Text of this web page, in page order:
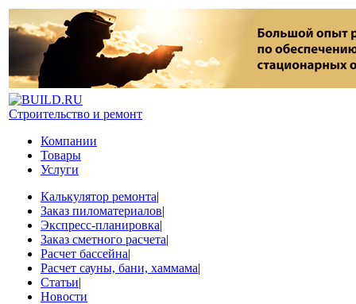
Строительство и ремонт
Компании
Товары
Услуги
Калькулятор ремонта|
Заказ пиломатериалов|
Экспресс-планировка|
Заказ сметного расчета|
Расчет бассейна|
Расчет сауны, бани, хаммама|
Статьи|
Новости